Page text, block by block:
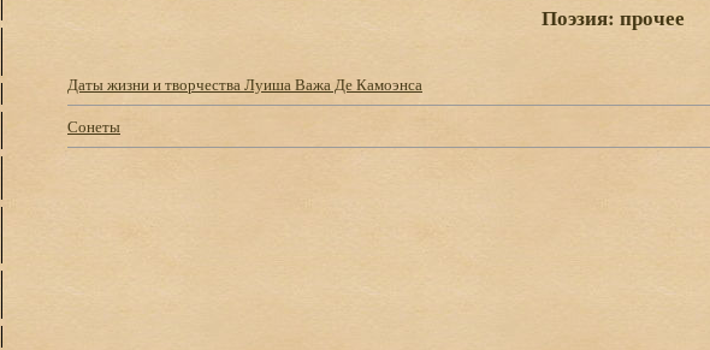
Поэзия: прочее
Даты жизни и творчества Луиша Важа Де Камоэнса
Сонеты